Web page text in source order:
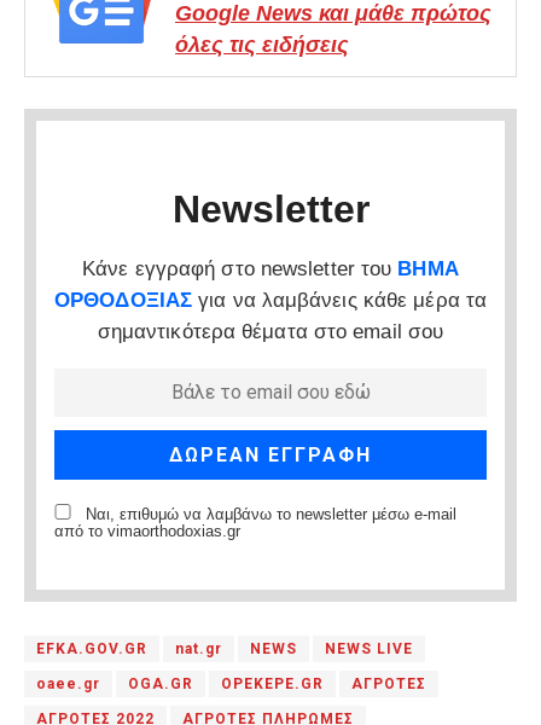
Google News και μάθε πρώτος
όλες τις ειδήσεις
Newsletter
Κάνε εγγραφή στο newsletter του ΒΗΜΑ
ΟΡΘΟΔΟΞΙΑΣ για να λαμβάνεις κάθε μέρα τα
σημαντικότερα θέματα στο email σου
Ναι, επιθυμώ να λαμβάνω το newsletter μέσω e-mail
από το vimaorthodoxias.gr
EFKA.GOV.GR nat.gr NEWS NEWS LIVE
oaee.gr OGA.GR OPEKEPE.GR ΑΓΡΟΤΕΣ
ΑΓΡΟΤΕΣ 2022 ΑΓΡΟΤΕΣ ΠΛΗΡΩΜΕΣ